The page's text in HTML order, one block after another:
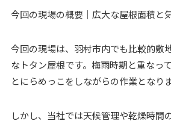
今回の現場の概要｜広大な屋根面積と
今回の現場は、羽村市内でも比較的敷
なトタン屋根です。梅雨時期と重なっ
とにらめっこをしながらの作業となり
しかし、当社では天候管理や乾燥時間